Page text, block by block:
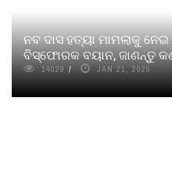
ନବ ଦାସ ହତ୍ୟା ମାମଲାକୁ
ବିସ୍ଫୋରକ ବୟାନ, ଜାଣନ୍ତୁ
14029 JAN 21, 2025